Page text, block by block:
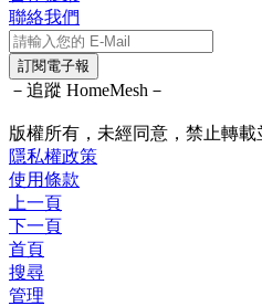
聯絡我們
訂閱電子報
－追蹤 HomeMesh－
版權所有，未經同意，禁止轉載
隱私權政策
使用條款
上一頁
下一頁
首頁
搜尋
管理